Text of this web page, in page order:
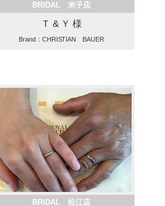
BRIDAL 米子店
Ｔ & Ｙ 様
Brand：CHRISTIAN BAUER
BRIDAL 松江店